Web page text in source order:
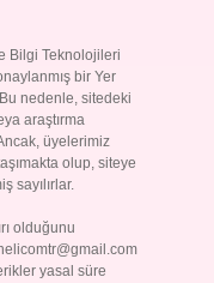
Bilgi Teknolojileri
bir Yer
nedenle, sitedeki
araştırma
üyelerimiz
olup, siteye
sayılırlar.
olduğunu
yasal süre